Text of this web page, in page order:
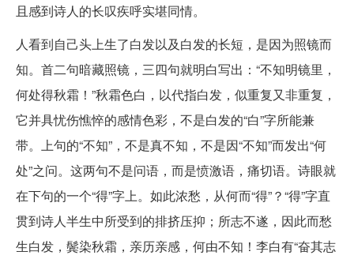
且感到诗人的长叹疾呼实堪同情。
人看到自己头上生了白发以及白发的长短，是因为照镜而
知。首二句暗藏照镜，三四句就明白写出：“不知明镜里，
何处得秋霜！”秋霜色白，以代指白发，似重复又非重复，
它并具忧伤憔悴的感情色彩，不是白发的“白”字所能兼
带。上句的“不知”，不是真不知，不是因“不知”而发出“何
处”之问。这两句不是问语，而是愤激语，痛切语。诗眼就
在下句的一个“得”字上。如此浓愁，从何而“得”？“得”字直
贯到诗人半生中所受到的排挤压抑；所志不遂，因此而愁
生白发，鬓染秋霜，亲历亲感，何由不知！李白有“奋其志